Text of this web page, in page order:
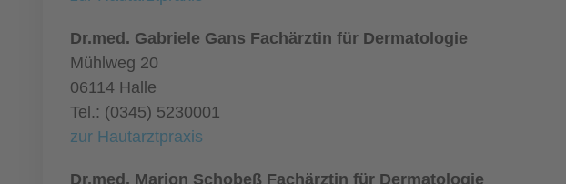
Dr.med. Gabriele Gans Fachärztin für Dermatologie
Mühlweg 20
06114 Halle
Tel.: (0345) 5230001
zur Hautarztpraxis
Dr.med. Marion Schobeß Fachärztin für Dermatologie